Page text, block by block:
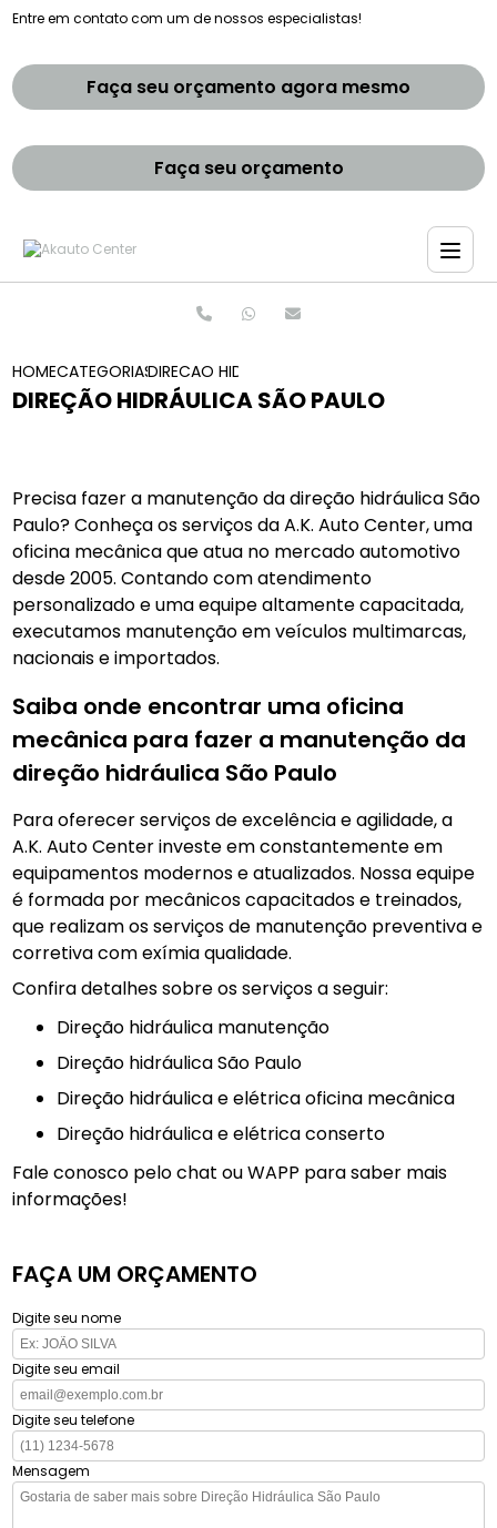
Entre em contato com um de nossos especialistas!
Faça seu orçamento agora mesmo
Faça seu orçamento
HOMECATEGORIASDIRECAO HIDRAULICA SAO PAULO
DIREÇÃO HIDRÁULICA SÃO PAULO
Precisa fazer a manutenção da direção hidráulica São
Paulo? Conheça os serviços da A.K. Auto Center, uma
oficina mecânica que atua no mercado automotivo
desde 2005. Contando com atendimento
personalizado e uma equipe altamente capacitada,
executamos manutenção em veículos multimarcas,
nacionais e importados.
Saiba onde encontrar uma oficina
mecânica para fazer a manutenção da
direção hidráulica São Paulo
Para oferecer serviços de excelência e agilidade, a
A.K. Auto Center investe em constantemente em
equipamentos modernos e atualizados. Nossa equipe
é formada por mecânicos capacitados e treinados,
que realizam os serviços de manutenção preventiva e
corretiva com exímia qualidade.
Confira detalhes sobre os serviços a seguir:
direção hidráulica manutenção
direção hidráulica São Paulo
direção hidráulica e elétrica oficina mecânica
direção hidráulica e elétrica conserto
Fale conosco pelo chat ou WAPP para saber mais
informações!
FAÇA UM ORÇAMENTO
Digite seu nome
Digite seu email
Digite seu telefone
Mensagem